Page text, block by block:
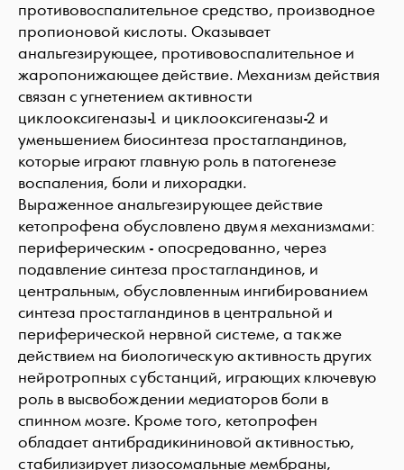
противовоспалительное средство, производное
пропионовой кислоты. Оказывает
анальгезирующее, противовоспалительное и
жаропонижающее действие. Механизм действия
связан с угнетением активности
циклооксигеназы-1 и циклооксигеназы-2 и
уменьшением биосинтеза простагландинов,
которые играют главную роль в патогенезе
воспаления, боли и лихорадки.
Выраженное анальгезирующее действие
кетопрофена обусловлено двумя механизмами:
периферическим - опосредованно, через
подавление синтеза простагландинов, и
центральным, обусловленным ингибированием
синтеза простагландинов в центральной и
периферической нервной системе, а также
действием на биологическую активность других
нейротропных субстанций, играющих ключевую
роль в высвобождении медиаторов боли в
спинном мозге. Кроме того, кетопрофен
обладает антибрадикининовой активностью,
стабилизирует лизосомальные мембраны,